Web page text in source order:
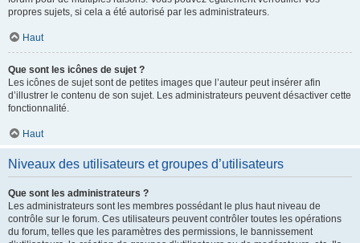
propres sujets, si cela a été autorisé par les administrateurs.
Haut
Que sont les icônes de sujet ?
Les icônes de sujet sont de petites images que l’auteur peut insérer afin
d’illustrer le contenu de son sujet. Les administrateurs peuvent désactiver cette
fonctionnalité.
Haut
Niveaux des utilisateurs et groupes d’utilisateurs
Que sont les administrateurs ?
Les administrateurs sont les membres possédant le plus haut niveau de
contrôle sur le forum. Ces utilisateurs peuvent contrôler toutes les opérations
du forum, telles que les paramètres des permissions, le bannissement